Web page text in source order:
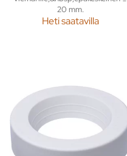
20 mm.
Heti saatavilla